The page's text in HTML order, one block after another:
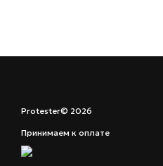
Protester© 2026
Принимаем к оплате